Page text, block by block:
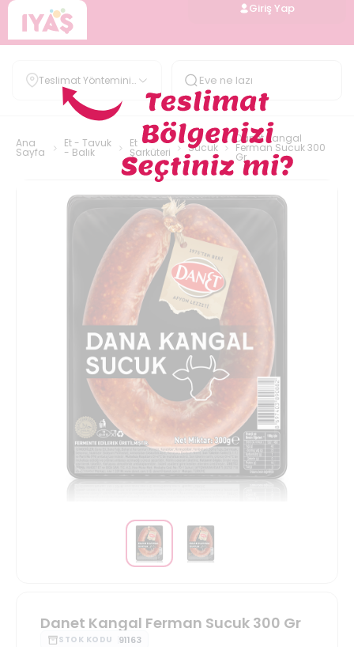
Giriş Yap
Teslimat Yöntemini
Belirle
Ana
Sayfa
Et - Tavuk
- Balık
Et
Şarküteri Sucuk
Danet Kangal
Ferman Sucuk 300
Gr
Danet Kangal Ferman Sucuk 300 Gr
STOK KODU 91163